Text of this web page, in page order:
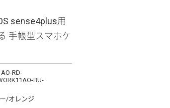
sense4plus用
手帳型スマホケ
RD-
BU-
/オレンジ